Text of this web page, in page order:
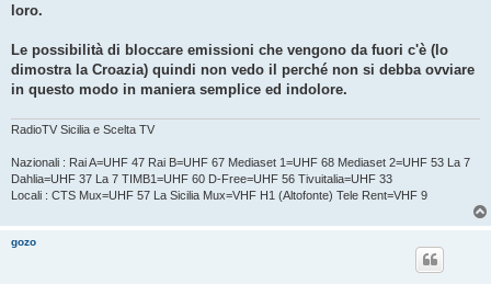
i
loro.
Le possibilità di bloccare emissioni che vengono da fuori c'è (lo
dimostra la Croazia) quindi non vedo il perché non si debba ovviare
in questo modo in maniera semplice ed indolore.
RadioTV Sicilia e Scelta TV
Nazionali : Rai A=UHF 47 Rai B=UHF 67 Mediaset 1=UHF 68 Mediaset 2=UHF 53 La 7
Dahlia=UHF 37 La 7 TIMB1=UHF 60 D-Free=UHF 56 Tivuitalia=UHF 33
Locali : CTS Mux=UHF 57 La Sicilia Mux=VHF H1 (Altofonte) Tele Rent=VHF 9
gozo